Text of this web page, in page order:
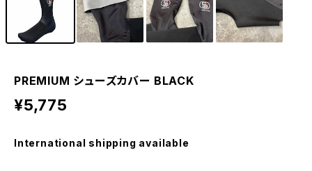
PREMIUM シューズカバー BLACK
¥5,775
International shipping available